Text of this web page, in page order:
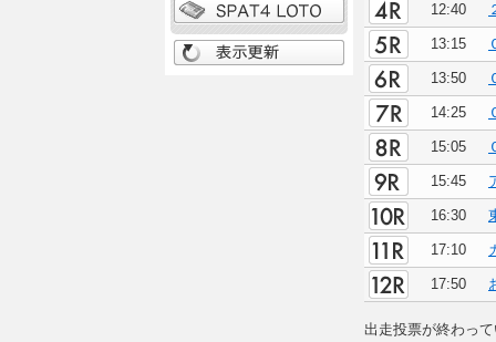
12:40
13:15
13:50
14:25
15:05
15:45
16:30
17:10
17:50
出走投票が終わっ